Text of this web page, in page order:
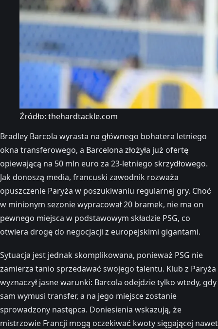
Źródło: thehardtackle.com
Bradley Barcola wyrasta na głównego bohatera letniego
okna transferowego, a Barcelona złożyła już ofertę
opiewającą na 50 mln euro za 23-letniego skrzydłowego.
Jak donoszą media, francuski zawodnik rozważa
opuszczenie Paryża w poszukiwaniu regularnej gry. Choć
w minionym sezonie wypracował 20 bramek, nie ma on
pewnego miejsca w podstawowym składzie PSG, co
otwiera drogę do negocjacji z europejskimi gigantami.
Sytuacja jest jednak skomplikowana, ponieważ PSG nie
zamierza tanio sprzedawać swojego talentu. Klub z Paryża
wyznaczył jasne warunki: Barcola odejdzie tylko wtedy, gdy
sam wymusi transfer, a na jego miejsce zostanie
sprowadzony następca. Doniesienia wskazują, że
mistrzowie Francji mogą oczekiwać kwoty sięgającej nawet